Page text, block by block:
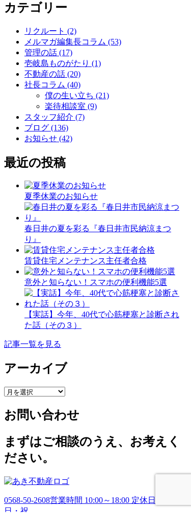
カテゴリー
リクルート (2)
メルマガ編集長コラム (53)
管理の話 (17)
壱岐島ものがたり (1)
不動産の話 (20)
社長コラム (40)
僕の生い立ち (21)
楽待相談室 (9)
スタッフ紹介 (7)
ブログ (136)
お知らせ (42)
最近の投稿
夏季休業のお知らせ
春日井の夏を彩る『春日井市民納涼まつ
り』
賃貸住宅メンテナンス主任者合格
意外と知らない！スマホの便利機能5選
【実話】今年、40代で心筋梗塞と診断され
た話（その３）
記事一覧を見る
アーカイブ
ア
カ
イ
ブ
お問い合わせ
まずはご相談のうえ、お考えく
ださい。
0568-50-2608営業時間 10:00～18:00 定休日 土・
日・祝